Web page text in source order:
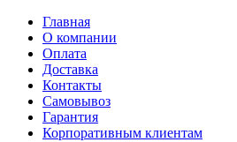
Главная
О компании
Оплата
Доставка
Контакты
Самовывоз
Гарантия
Корпоративным клиентам